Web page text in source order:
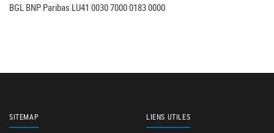
BGL BNP Paribas LU41 0030 7000 0183 0000
SITEMAP LIENS UTILES